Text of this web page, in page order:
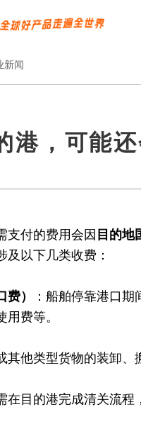
新闻
港，可能
支付的费用会因 目的地
及以下几类收费：
费）
：船舶停靠港口
费等。
其他类型货物的装卸、
在目的港完成清关流